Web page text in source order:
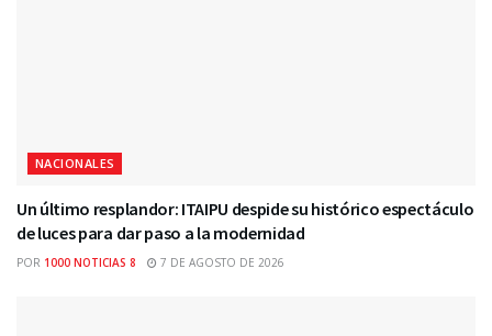
NACIONALES
Un último resplandor: ITAIPU despide su histórico espectáculo
de luces para dar paso a la modernidad
POR 1000 NOTICIAS 8 7 DE AGOSTO DE 2026